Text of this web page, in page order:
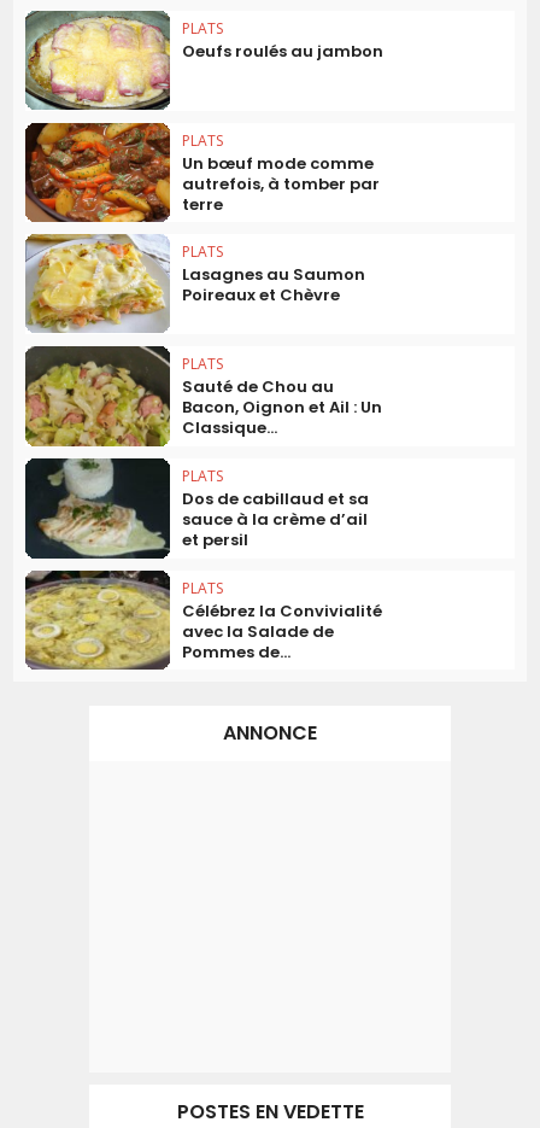
PLATS
Oeufs roulés au jambon
PLATS
Un bœuf mode comme
autrefois, à tomber par
terre
PLATS
Lasagnes au Saumon
Poireaux et Chèvre
PLATS
Sauté de Chou au
Bacon, Oignon et Ail : Un
Classique...
PLATS
Dos de cabillaud et sa
sauce à la crème d’ail
et persil
PLATS
Célébrez la Convivialité
avec la Salade de
Pommes de...
ANNONCE
POSTES EN VEDETTE